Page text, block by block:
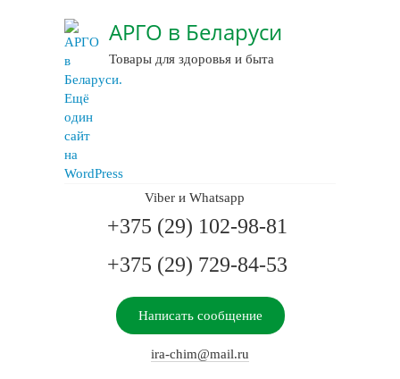
АРГО в Беларуси
Товары для здоровья и быта
Viber и Whatsapp
+375 (29) 102-98-81
+375 (29) 729-84-53
Написать сообщение
ira-chim@mail.ru